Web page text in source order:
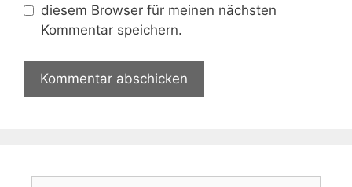
diesem Browser für meinen nächsten
Kommentar speichern.